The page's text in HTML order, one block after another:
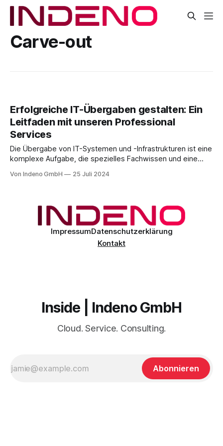
Carve-out
Erfolgreiche IT-Übergaben gestalten: Ein
Leitfaden mit unseren Professional
Services
Die Übergabe von IT-Systemen und -Infrastrukturen ist eine
komplexe Aufgabe, die spezielles Fachwissen und eine
des Carve-in und Carve-out stellen Unternehmen vor
Schwierigkeiten und wie externe Unterstützung durch
Von Indeno GmbH 25 Juli 2024
ImpressumDatenschutzerklärung
Kontakt
Inside | Indeno GmbH
Cloud. Service. Consulting.
Abonnieren